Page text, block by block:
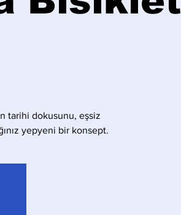
tarihi dokusunu, eşsiz
yepyeni bir konsept.